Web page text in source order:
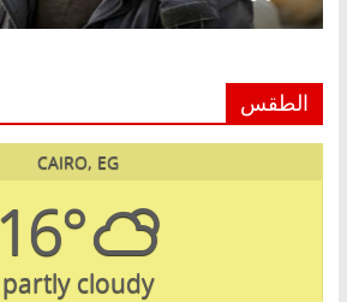
الطقس
CAIRO, EG
16°
partly cloudy